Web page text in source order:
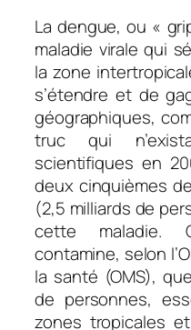
La dengue, ou «
maladie virale qui
la zone
s’étendre et de
géographiques,
truc qui
scientifiques en
deux cinquièmes
(2,5 milliards de
cette maladie.
contamine, selon
la santé (OMS),
de personnes,
zones tropicales